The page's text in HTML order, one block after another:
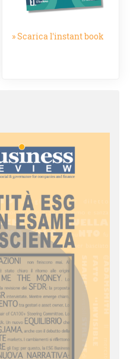
» Scarica l'instant book